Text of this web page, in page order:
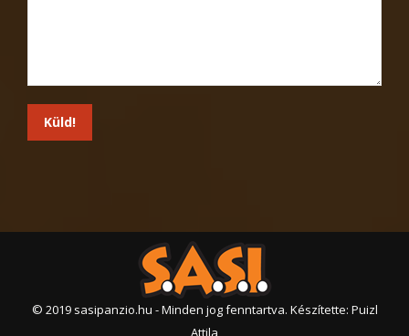
© 2019 sasipanzio.hu - Minden jog fenntartva. Készítette: Puizl
Attila